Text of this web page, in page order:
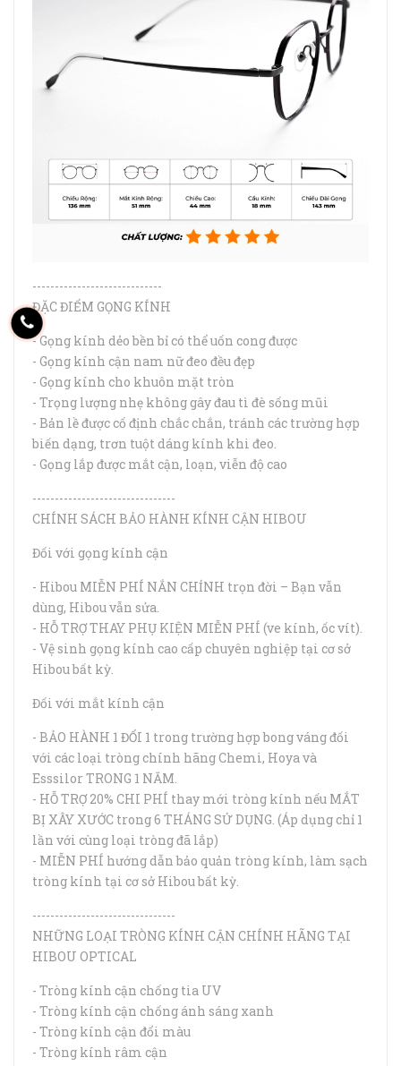
-----------------------------
ĐẶC ĐIỂM GỌNG KÍNH
- Gọng kính dẻo bền bỉ có thể uốn cong được
- Gọng kính cận nam nữ đeo đều đẹp
- Gọng kính cho khuôn mặt tròn
- Trọng lượng nhẹ không gây đau tì đè sống mũi
- Bản lề được cố định chắc chắn, tránh các trường hợp
biến dạng, trơn tuột dáng kính khi đeo.
- Gọng lắp được mắt cận, loạn, viễn độ cao
--------------------------------
CHÍNH SÁCH BẢO HÀNH KÍNH CẬN HIBOU
Đối với gọng kính cận
- Hibou MIỄN PHÍ NẮN CHỈNH trọn đời – Bạn vẫn
dùng, Hibou vẫn sửa.
- HỖ TRỢ THAY PHỤ KIỆN MIỄN PHÍ (ve kính, ốc vít).
- Vệ sinh gọng kính cao cấp chuyên nghiệp tại cơ sở
Hibou bất kỳ.
Đối với mắt kính cận
- BẢO HÀNH 1 ĐỔI 1 trong trường hợp bong váng đối
với các loại tròng chính hãng Chemi, Hoya và
Esssilor TRONG 1 NĂM.
- HỖ TRỢ 20% CHI PHÍ thay mới tròng kính nếu MẮT
BỊ XÂY XƯỚC trong 6 THÁNG SỬ DỤNG. (Áp dụng chỉ 1
lần với cùng loại tròng đã lắp)
- MIỄN PHÍ hướng dẫn bảo quản tròng kính, làm sạch
tròng kính tại cơ sở Hibou bất kỳ.
--------------------------------
NHỮNG LOẠI TRÒNG KÍNH CẬN CHÍNH HÃNG TẠI
HIBOU OPTICAL
- Tròng kính cận chống tia UV
- Tròng kính cận chống ánh sáng xanh
- Tròng kính cận đổi màu
- Tròng kính râm cận